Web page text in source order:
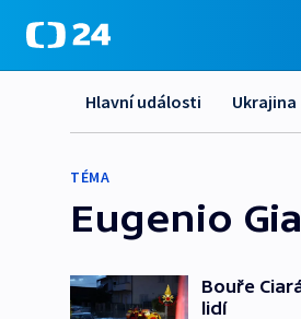
Hlavní události Ukrajina
TÉMA
Eugenio
Bouře
lidí